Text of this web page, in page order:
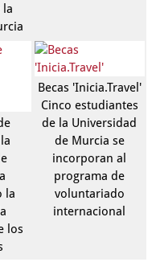
la
la
los
Becas 'Inicia.Travel'
Cinco estudiantes
de la Universidad
de Murcia se
incorporan al
programa de
voluntariado
internacional